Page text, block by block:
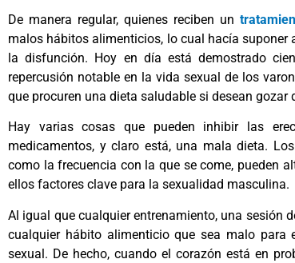
De manera regular, quienes reciben un
malos hábitos alimenticios, lo cual hacía
la disfunción. Hoy en día está demostrado
repercusión notable en la vida sexual de los
que procuren una dieta saludable si desean
Hay varias cosas que pueden inhibir las
medicamentos, y claro está, una mala dieta.
como la frecuencia con la que se come, pueden
ellos factores clave para la sexualidad masculina.
Al igual que cualquier entrenamiento, una sesión
cualquier hábito alimenticio que sea malo
sexual. De hecho, cuando el corazón está en